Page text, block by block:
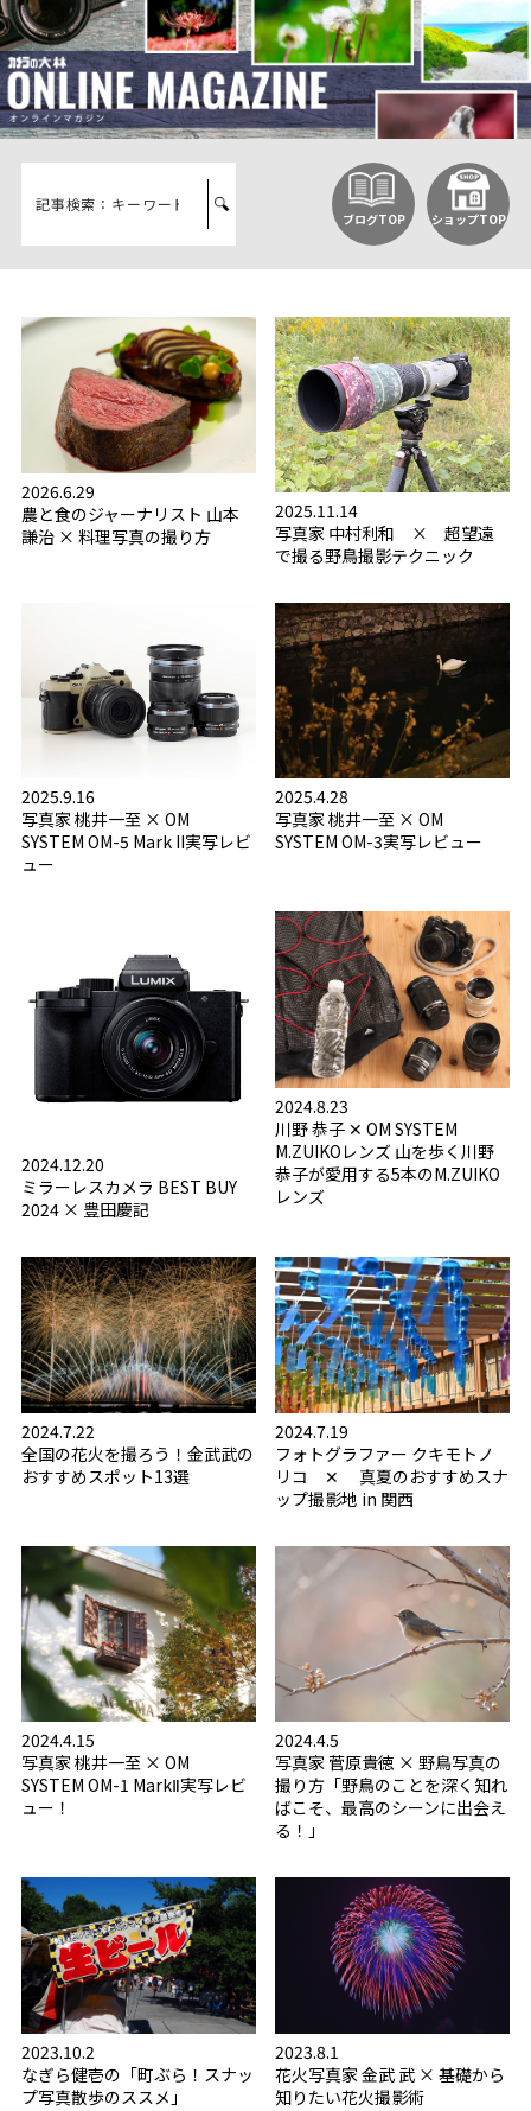
ブログTOP ショップTOP
2026.6.29
農と食のジャーナリスト 山本
謙治 × 料理写真の撮り方
2025.11.14
写真家 中村利和 × 超望遠
で撮る野鳥撮影テクニック
2025.9.16
写真家 桃井一至 × OM
SYSTEM OM-5 Mark II実写レビ
ュー
2025.4.28
写真家 桃井一至 × OM
SYSTEM OM-3実写レビュー
2024.12.20
ミラーレスカメラ BEST BUY
2024 × 豊田慶記
2024.8.23
川野 恭子 ✕ OM SYSTEM
M.ZUIKOレンズ 山を歩く川野
恭子が愛用する5本のM.ZUIKO
レンズ
2024.7.22
全国の花火を撮ろう！金武武の
おすすめスポット13選
2024.7.19
フォトグラファー クキモトノ
リコ ✕ 真夏のおすすめスナ
ップ撮影地 in 関西
2024.4.15
写真家 桃井一至 × OM
SYSTEM OM-1 MarkⅡ実写レビ
ュー！
2024.4.5
写真家 菅原貴徳 × 野鳥写真の
撮り方「野鳥のことを深く知れ
ばこそ、最高のシーンに出会え
る！」
2023.10.2
なぎら健壱の「町ぶら！スナッ
プ写真散歩のススメ」
2023.8.1
花火写真家 金武 武 × 基礎から
知りたい花火撮影術